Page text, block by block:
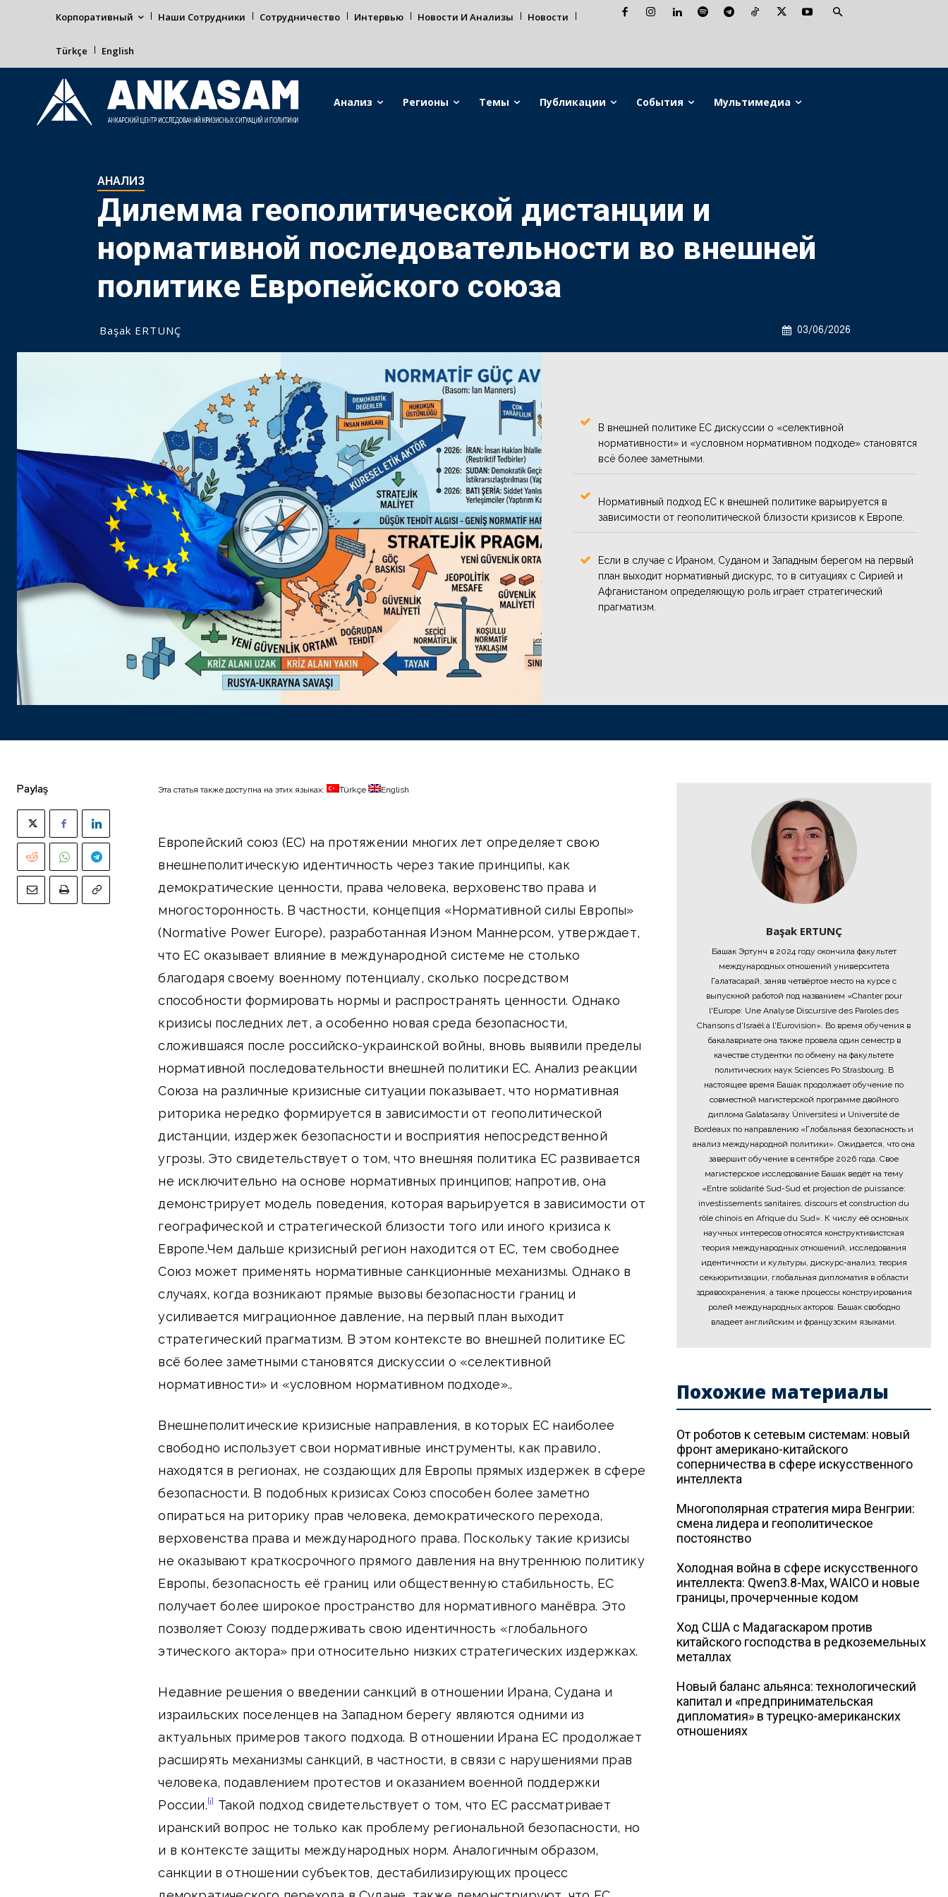
Корпоративный Наши Сотрудники Сотрудничество Интервью Новости И Анализы Новости
Türkçe English
Анализ Регионы Темы Публикации События Мультимедиа
АНАЛИЗ
Дилемма геополитической дистанции и
нормативной последовательности во внешней
политике Европейского союза
03/06/2026
Başak ERTUNÇ
В внешней политике ЕС дискуссии о «селективной
нормативности» и «условном нормативном подходе» становятся
всё более заметными.
Нормативный подход ЕС к внешней политике варьируется в
зависимости от геополитической близости кризисов к Европе.
Если в случае с Ираном, Суданом и Западным берегом на первый
план выходит нормативный дискурс, то в ситуациях с Сирией и
Афганистаном определяющую роль играет стратегический
прагматизм.
Paylaş Эта статья также доступна на этих языках: Türkçe English
Европейский союз (ЕС) на протяжении многих лет определяет свою
внешнеполитическую идентичность через такие принципы, как
демократические ценности, права человека, верховенство права и
многосторонность. В частности, концепция «Нормативной силы Европы»
(Normative Power Europe), разработанная Иэном Маннерсом, утверждает,
что ЕС оказывает влияние в международной системе не столько
благодаря своему военному потенциалу, сколько посредством
способности формировать нормы и распространять ценности. Однако
кризисы последних лет, а особенно новая среда безопасности,
сложившаяся после российско-украинской войны, вновь выявили пределы
нормативной последовательности внешней политики ЕС. Анализ реакции
Союза на различные кризисные ситуации показывает, что нормативная
риторика нередко формируется в зависимости от геополитической
дистанции, издержек безопасности и восприятия непосредственной
угрозы. Это свидетельствует о том, что внешняя политика ЕС развивается
не исключительно на основе нормативных принципов; напротив, она
демонстрирует модель поведения, которая варьируется в зависимости от
географической и стратегической близости того или иного кризиса к
Европе.Чем дальше кризисный регион находится от ЕС, тем свободнее
Союз может применять нормативные санкционные механизмы. Однако в
случаях, когда возникают прямые вызовы безопасности границ и
усиливается миграционное давление, на первый план выходит
стратегический прагматизм. В этом контексте во внешней политике ЕС
всё более заметными становятся дискуссии о «селективной
нормативности» и «условном нормативном подходе»..
Внешнеполитические кризисные направления, в которых ЕС наиболее
свободно использует свои нормативные инструменты, как правило,
находятся в регионах, не создающих для Европы прямых издержек в сфере
безопасности. В подобных кризисах Союз способен более заметно
опираться на риторику прав человека, демократического перехода,
верховенства права и международного права. Поскольку такие кризисы
не оказывают краткосрочного прямого давления на внутреннюю политику
Европы, безопасность её границ или общественную стабильность, ЕС
получает более широкое пространство для нормативного манёвра. Это
позволяет Союзу поддерживать свою идентичность «глобального
этического актора» при относительно низких стратегических издержках.
Недавние решения о введении санкций в отношении Ирана, Судана и
израильских поселенцев на Западном берегу являются одними из
актуальных примеров такого подхода. В отношении Ирана ЕС продолжает
расширять механизмы санкций, в частности, в связи с нарушениями прав
человека, подавлением протестов и оказанием военной поддержки
России.[i] Такой подход свидетельствует о том, что ЕС рассматривает
иранский вопрос не только как проблему региональной безопасности, но
и в контексте защиты международных норм. Аналогичным образом,
санкции в отношении субъектов, дестабилизирующих процесс
Başak ERTUNÇ
Башак Эртунч в 2024 году окончила факультет
международных отношений университета
Галатасарай, заняв четвёртое место на курсе с
выпускной работой под названием «Chanter pour
l'Europe: Une Analyse Discursive des Paroles des
Chansons d'Israël à l'Eurovision». Во время обучения в
бакалавриате она также провела один семестр в
качестве студентки по обмену на факультете
политических наук Sciences Po Strasbourg. В
настоящее время Башак продолжает обучение по
совместной магистерской программе двойного
диплома Galatasaray Üniversitesi и Université de
Bordeaux по направлению «Глобальная безопасность и
анализ международной политики». Ожидается, что она
завершит обучение в сентябре 2026 года. Свое
магистерское исследование Башак ведёт на тему
«Entre solidarité Sud-Sud et projection de puissance:
investissements sanitaires, discours et construction du
rôle chinois en Afrique du Sud». К числу её основных
научных интересов относятся конструктивистская
теория международных отношений, исследования
идентичности и культуры, дискурс-анализ, теория
секьюритизации, глобальная дипломатия в области
здравоохранения, а также процессы конструирования
ролей международных акторов. Башак свободно
владеет английским и французским языками.
Похожие материалы
От роботов к сетевым системам: новый
фронт американо-китайского
соперничества в сфере искусственного
интеллекта
Многополярная стратегия мира Венгрии:
смена лидера и геополитическое
постоянство
Холодная война в сфере искусственного
интеллекта: Qwen3.8-Max, WAICO и новые
границы, прочерченные кодом
Ход США с Мадагаскаром против
китайского господства в редкоземельных
металлах
Новый баланс альянса: технологический
капитал и «предпринимательская
дипломатия» в турецко-американских
отношениях